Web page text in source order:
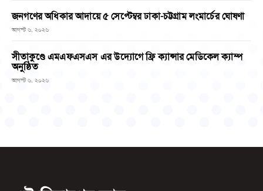
জনগণের অধিকার আদায়ে ৫ সেপ্টেম্বর ঢাকা-চট্টগ্রাম লংমার্চের ঘোষণা
আগস্ট ৬, ২০২৬
সীতাকুণ্ডে এমএফএসএস এর উদ্যোগে ফ্রি ক্যান্সার মেডিকেল ক্যাম্প
অনুষ্ঠিত
আগস্ট ৬, ২০২৬